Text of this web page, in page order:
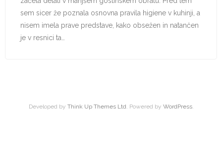
sem sicer že poznala osnovna pravila higiene v kuhinji, a
nisem imela prave predstave, kako obsežen in natančen
je v resnici ta…
Developed by Think Up Themes Ltd . Powered by WordPress.